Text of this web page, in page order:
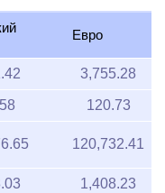
Евро
3,755.28
120.73
120,732.41
1,408.23